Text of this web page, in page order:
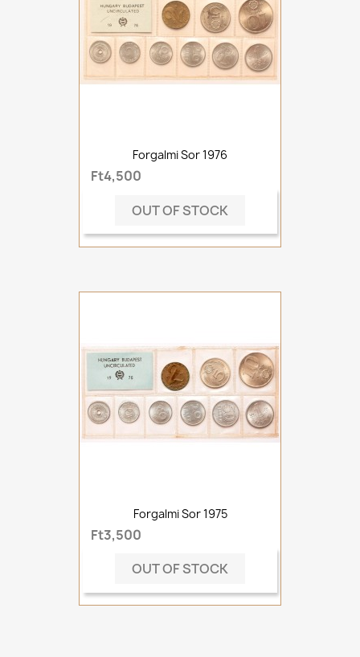
Forgalmi Sor 1976
Ft4,500
OUT OF STOCK
Forgalmi Sor 1975
Ft3,500
OUT OF STOCK